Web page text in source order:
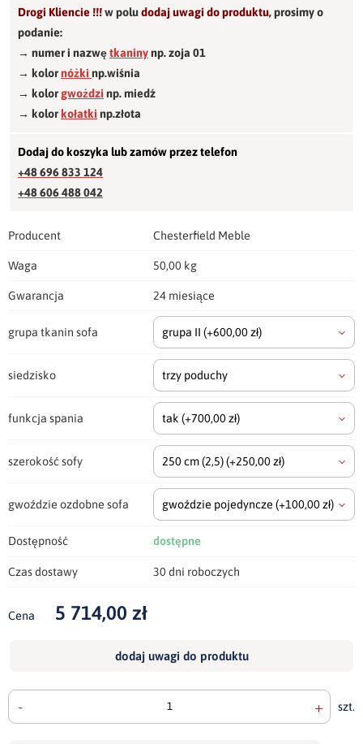
Drogi Kliencie !!!w poludodaj uwagi do produktu,prosimy o
podanie:
→ numer i nazwętkaninynp. zoja 01
→ kolornóżki np.wiśnia
→ kolorgwożdzi np. miedź
→ kolorkołatki np.złota
Dodaj do koszyka lub zamów przez telefon
+48 696 833 124
+48 606 488 042
Producent Chesterfield Meble
Waga 50,00 kg
Gwarancja 24 miesiące
grupa tkanin sofa grupa II (+600,00 zł)
siedzisko trzy poduchy
funkcja spania tak (+700,00 zł)
szerokość sofy 250 cm(2,5)(+250,00 zł)
gwoździe ozdobne sofa gwoździe pojedyncze (+100,00 zł)
Dostępność dostępne
Czas dostawy 30 dni roboczych
Cena 5 714,00 zł
dodaj uwagi do produktu
- + szt.